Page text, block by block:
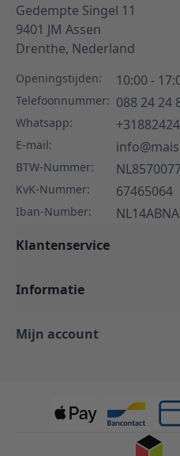
Gedempte Singel 11
9401 JM Assen
Drenthe, Nederland
Openingstijden: 10:00 -
Telefoonnummer: 088 24 24
Whatsapp:
E-mail:
BTW-Nummer:
KvK-Nummer: 67465064
Iban-Number:
Klantenservice
Informatie
Mijn account